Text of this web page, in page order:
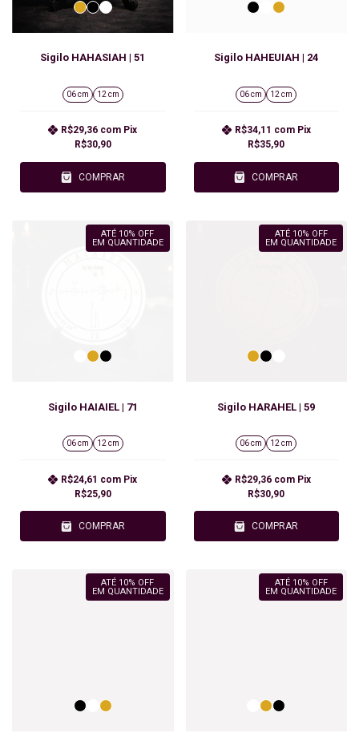
Sigilo HAHASIAH | 51
06 cm 12 cm
R$30,90
R$29,36 com Pix
COMPRAR
Sigilo HAHEUIAH | 24
06 cm 12 cm
R$35,90
R$34,11 com Pix
COMPRAR
ATÉ 10% OFF
EM QUANTIDADE
Sigilo HAIAIEL | 71
06 cm 12 cm
R$25,90
R$24,61 com Pix
COMPRAR
ATÉ 10% OFF
EM QUANTIDADE
Sigilo HARAHEL | 59
06 cm 12 cm
R$30,90
R$29,36 com Pix
COMPRAR
ATÉ 10% OFF
EM QUANTIDADE
ATÉ 10% OFF
EM QUANTIDADE